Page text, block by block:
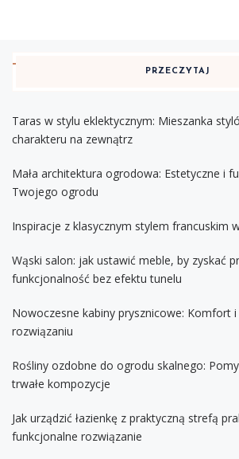
PRZECZYTAJ
Taras w stylu eklektycznym: Mieszanka
charakteru na zewnątrz
Mała architektura ogrodowa: Estetyczne i
Twojego ogrodu
Inspiracje z klasycznym stylem francuskim
Wąski salon: jak ustawić meble, by zyskać
funkcjonalność bez efektu tunelu
Nowoczesne kabiny prysznicowe: Komfort
rozwiązaniu
Rośliny ozdobne do ogrodu skalnego:
trwałe kompozycje
Jak urządzić łazienkę z praktyczną strefą
funkcjonalne rozwiązanie